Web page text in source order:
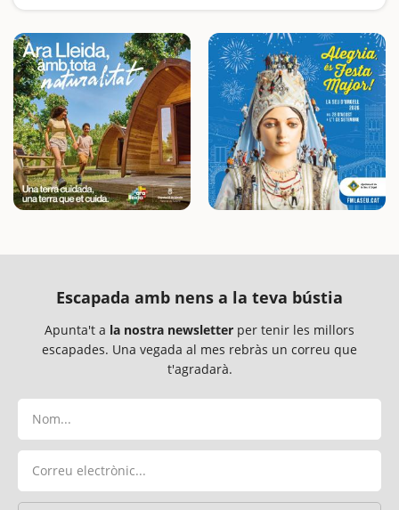
Escapada amb nens a la teva bústia
Apunta't a la nostra newsletter per tenir les millors
escapades. Una vegada al mes rebràs un correu que
t'agradarà.